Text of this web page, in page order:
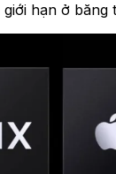
hạn ở băng